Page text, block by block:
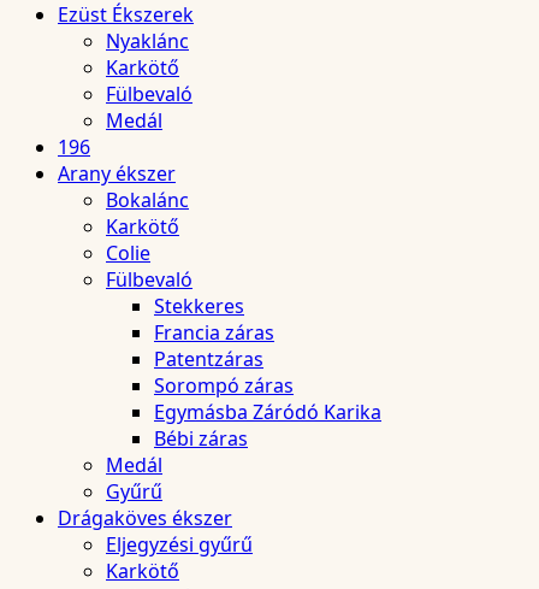
Ezüst Ékszerek
Nyaklánc
Karkötő
Fülbevaló
Medál
196
Arany ékszer
Bokalánc
Karkötő
Colie
Fülbevaló
Stekkeres
Francia záras
Patentzáras
Sorompó záras
Egymásba Záródó Karika
Bébi záras
Medál
Gyűrű
Drágaköves ékszer
Eljegyzési gyűrű
Karkötő